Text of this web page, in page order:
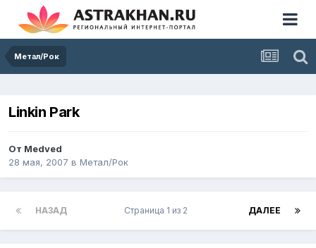
Метал/Рок
Linkin Park
От Medved
28 мая, 2007 в Метал/Рок
НАЗАД ДАЛЕЕ
Страница 1 из 2